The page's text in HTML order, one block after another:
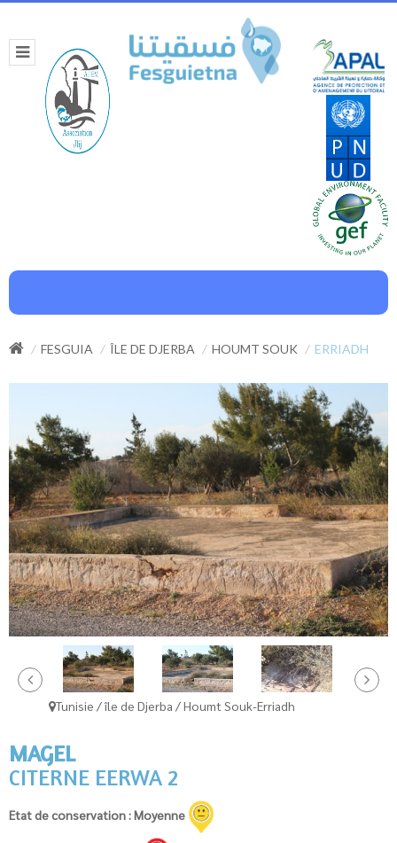
FESGUIA ÎLE DE DJERBA HOUMT SOUK ERRIADH
Tunisie / île de Djerba / Houmt Souk-Erriadh
MAGEL
CITERNE EERWA 2
Etat de conservation : Moyenne